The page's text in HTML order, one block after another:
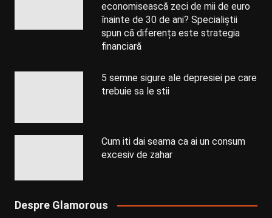
economisească zeci de mii de euro
înainte de 30 de ani? Specialiștii
spun că diferența este strategia
financiară
5 semne sigure ale depresiei pe care
trebuie sa le stii
Cum iti dai seama ca ai un consum
excesiv de zahar
Despre Glamorous